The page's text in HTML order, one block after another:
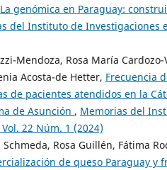
La genómica en Paraguay:
del Instituto de Investigaciones
Mendoza, Rosa María
Acosta-de Hetter, Frecuencia
de pacientes atendidos en la
de Asunción , Memorias del
22 Núm. 1 (2024)
Rosa Guillén, Fátima
de queso Paraguay y